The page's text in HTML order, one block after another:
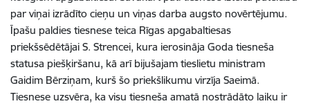
par viņai izrādīto cieņu un viņas darba augsto novērtējumu.
Īpašu paldies tiesnese teica Rīgas apgabaltiesas
priekšsēdētājai S. Strencei, kura ierosināja Goda tiesneša
statusa piešķiršanu, kā arī bijušajam tieslietu ministram
Gaidim Bērziņam, kurš šo priekšlikumu virzīja Saeimā.
Tiesnese uzsvēra, ka visu tiesneša amatā nostrādāto laiku ir